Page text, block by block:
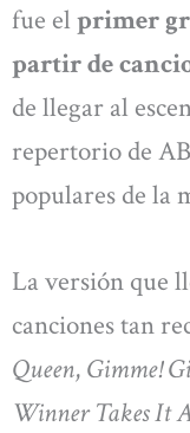
fue el primer
partir de
de llegar al
repertorio de
populares de la
La versión que
canciones tan
Queen, Gimme!
Winner Takes It